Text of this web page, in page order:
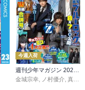
今週入荷
金城宗幸
ノ村優介 真島ヒロ